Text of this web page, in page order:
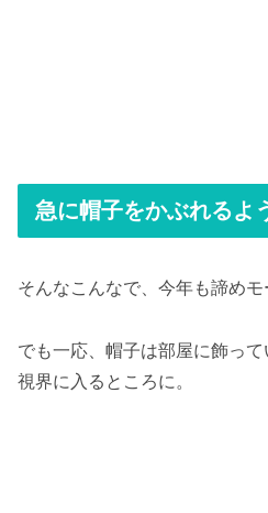
急に帽子をかぶれるよ
そんなこんなで、今年も諦めモ
でも一応、帽子は部屋に飾っ
視界に入るところに。